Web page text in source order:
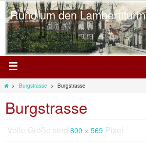
Rund um den Lambertiturm
Die Internet-Seite über das historische Aurich
Burgstrasse Burgstrasse
Burgstrasse
Volle Größe sind 800 × 569 Pixel